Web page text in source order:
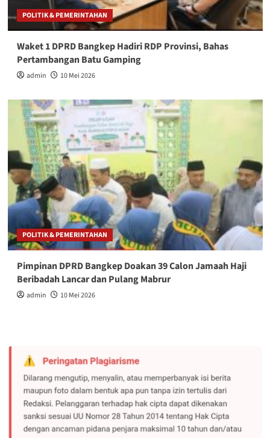
POLITIK & PEMERINTAHAN
Waket 1 DPRD Bangkep Hadiri RDP Provinsi, Bahas
Pertambangan Batu Gamping
admin 10 Mei 2026
POLITIK & PEMERINTAHAN
Pimpinan DPRD Bangkep Doakan 39 Calon Jamaah Haji
Beribadah Lancar dan Pulang Mabrur
admin 10 Mei 2026